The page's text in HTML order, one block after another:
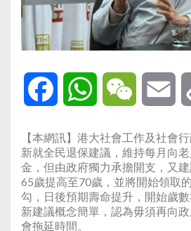
Facebook WhatsAppWeChat
【本網訊】港大社會工作及社會
新就全民退保建議，維持每月向
金，但由政府獨力承擔開支，又
65歲提高至70歲，並將開始領取
勾，日後預期壽命提升，開始歲數
新建議概念簡單，認為毋須再向
會拖延時間。